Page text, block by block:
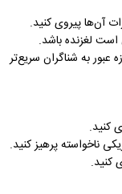
آن‌ها پیروی کنید.
لغزنده باشد.
به شناگران سریع‌تر
کنید.
ناخواسته پرهیز کنید.
کنید.